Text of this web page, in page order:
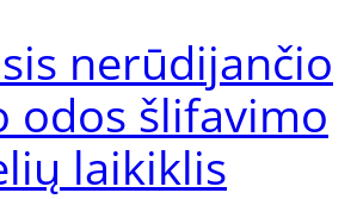
nerūdijančio
odos šlifavimo
laikiklis